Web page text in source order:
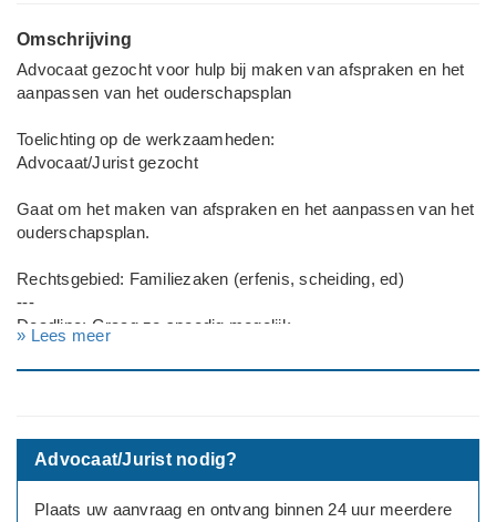
Omschrijving
Advocaat gezocht voor hulp bij maken van afspraken en het
aanpassen van het ouderschapsplan
Toelichting op de werkzaamheden:
Advocaat/Jurist gezocht
Gaat om het maken van afspraken en het aanpassen van het
ouderschapsplan.
Rechtsgebied: Familiezaken (erfenis, scheiding, ed)
---
Deadline: Graag zo spoedig mogelijk
» Lees meer
Advocaat/Jurist nodig?
Plaats uw aanvraag en ontvang binnen 24 uur meerdere